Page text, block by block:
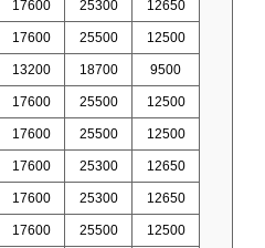
17600 25300 12650
17600 25500 12500
13200 18700 9500
17600 25500 12500
17600 25500 12500
17600 25300 12650
17600 25300 12650
17600 25500 12500